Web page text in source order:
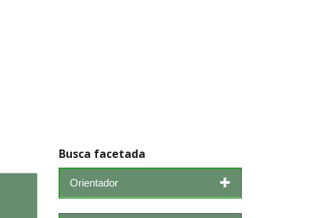
Busca facetada
Orientador